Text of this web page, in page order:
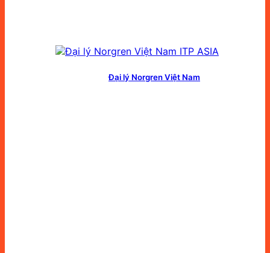
Đại lý Norgren Việt Nam